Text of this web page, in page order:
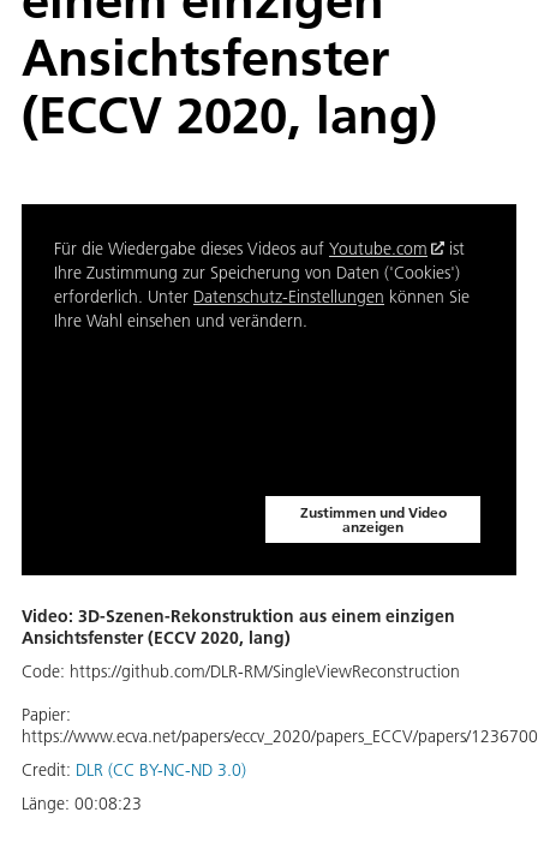
Ansichtsfenster
(ECCV 2020, lang)
Für die Wiedergabe dieses Videos auf Youtube.com
ist
Ihre Zustimmung zur Speicherung von Daten ('Cookies')
erforderlich. Unter Datenschutz-Einstellungen können Sie
Ihre Wahl einsehen und verändern.
Zustimmen und Video
anzeigen
Video: 3D-Szenen-Rekonstruktion aus einem einzigen
Ansichtsfenster (ECCV 2020, lang)
Code: https://github.com/DLR-RM/SingleViewReconstruction
Papier:
https://www.ecva.net/papers/eccv_2020/papers_ECCV/papers/
Credit: DLR (CC BY-NC-ND 3.0)
Länge: 00:08:23